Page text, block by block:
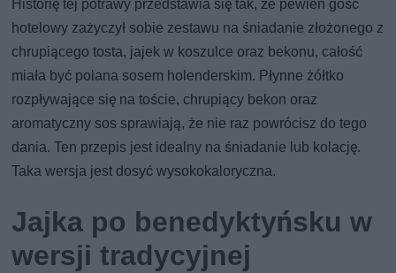
Historię tej potrawy przedstawia się tak, że pewien gość
hotelowy zażyczył sobie zestawu na śniadanie złożonego z
chrupiącego tosta, jajek w koszulce oraz bekonu, całość
miała być polana sosem holenderskim. Płynne żółtko
rozpływające się na toście, chrupiący bekon oraz
aromatyczny sos sprawiają, że nie raz powrócisz do tego
dania. Ten przepis jest idealny na śniadanie lub kolację.
Taka wersja jest dosyć wysokokaloryczna.
Jajka po benedyktyńsku w
wersji tradycyjnej